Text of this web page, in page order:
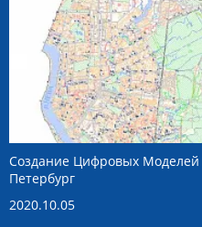
Создание Цифровых Моделей
Петербург
2020.10.05